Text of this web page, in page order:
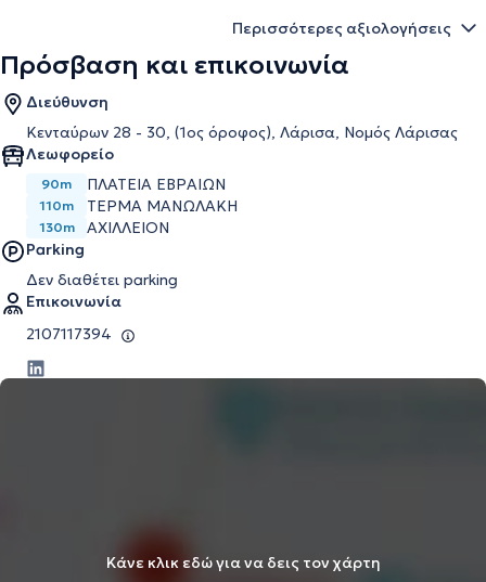
Περισσότερες αξιολογήσεις
Πρόσβαση και επικοινωνία
Διεύθυνση
Κενταύρων 28 - 30, (1ος όροφος), Λάρισα, Νομός Λάρισας
Λεωφορείο
90m ΠΛΑΤΕΙΑ ΕΒΡΑΙΩΝ
110m ΤΕΡΜΑ ΜΑΝΩΛΑΚΗ
130m
ΑΧΙΛΛΕΙΟΝ
Parking
Δεν διαθέτει parking
Επικοινωνία
2107117394
Κάνε κλικ εδώ για να δεις τον χάρτη